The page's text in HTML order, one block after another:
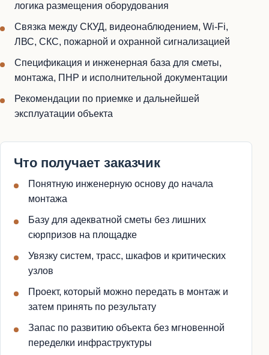
логика размещения оборудования
Связка между СКУД, видеонаблюдением, Wi-Fi,
ЛВС, СКС, пожарной и охранной сигнализацией
Спецификация и инженерная база для сметы,
монтажа, ПНР и исполнительной документации
Рекомендации по приемке и дальнейшей
эксплуатации объекта
Что получает заказчик
Понятную инженерную основу до начала
монтажа
Базу для адекватной сметы без лишних
сюрпризов на площадке
Увязку систем, трасс, шкафов и критических
узлов
Проект, который можно передать в монтаж и
затем принять по результату
Запас по развитию объекта без мгновенной
переделки инфраструктуры